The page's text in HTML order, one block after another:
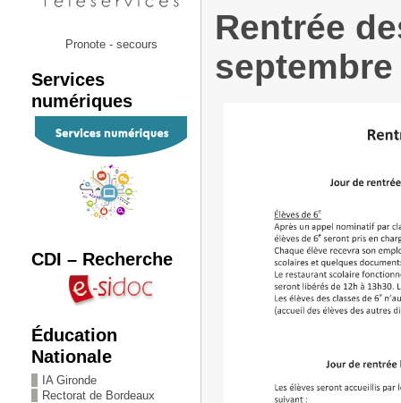
Pronote - secours
Services
numériques
CDI – Recherche
Éducation
Nationale
IA Gironde
Rectorat de Bordeaux
Rentrée
septembre